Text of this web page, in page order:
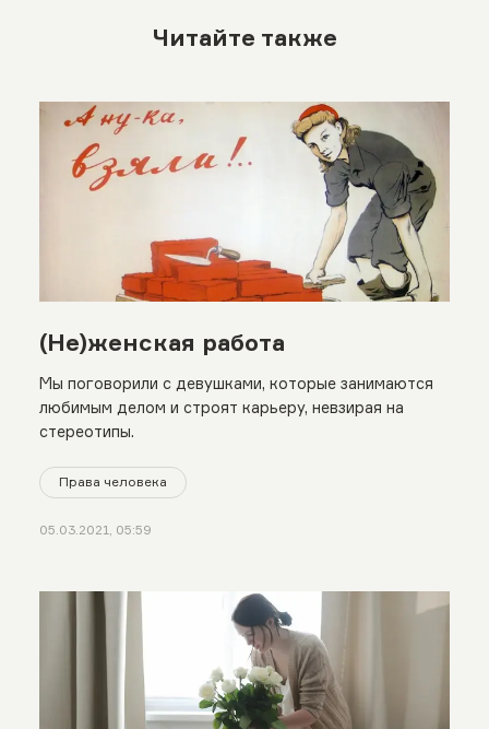
Читайте также
(Не)женская работа
Мы поговорили с девушками, которые занимаются
любимым делом и строят карьеру, невзирая на
стереотипы.
Права человека
05.03.2021, 05:59